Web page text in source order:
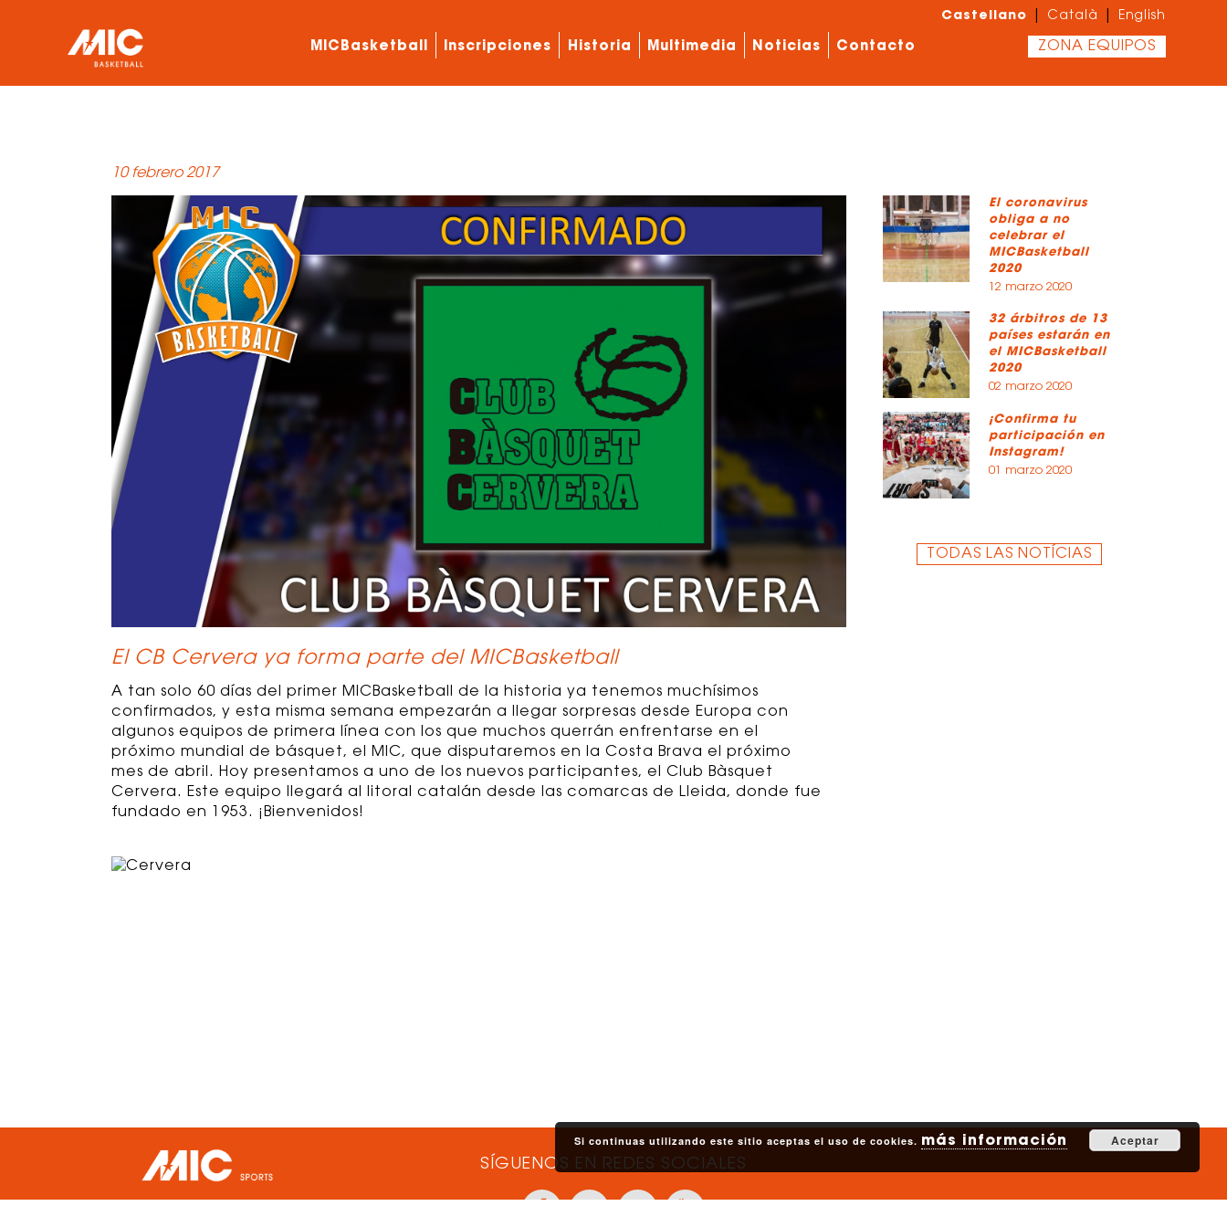
Castellano Català English
ZONA EQUIPOS
MICBasketball Inscripciones Historia Multimedia Noticias Contacto
10 febrero 2017
El CB Cervera ya forma parte del MICBasketball
A tan solo 60 días del primer MICBasketball de la historia ya tenemos muchísimos
confirmados, y esta misma semana empezarán a llegar sorpresas desde Europa con
algunos equipos de primera línea con los que muchos querrán enfrentarse en el
próximo mundial de básquet, el MIC, que disputaremos en la Costa Brava el próximo
mes de abril. Hoy presentamos a uno de los nuevos participantes, el Club Bàsquet
Cervera. Este equipo llegará al litoral catalán desde las comarcas de Lleida, donde fue
fundado en 1953. ¡Bienvenidos!
El coronavirus
obliga a no
celebrar el
MICBasketball
2020
12 marzo 2020
32 árbitros de 13
países estarán en
el MICBasketball
2020
02 marzo 2020
¡Confirma tu
participación en
Instagram!
01 marzo 2020
TODAS LAS NOTÍCIAS
SÍGUENOS EN REDES SOCIALES
Si continuas utilizando este sitio aceptas el uso de cookies. más información Aceptar